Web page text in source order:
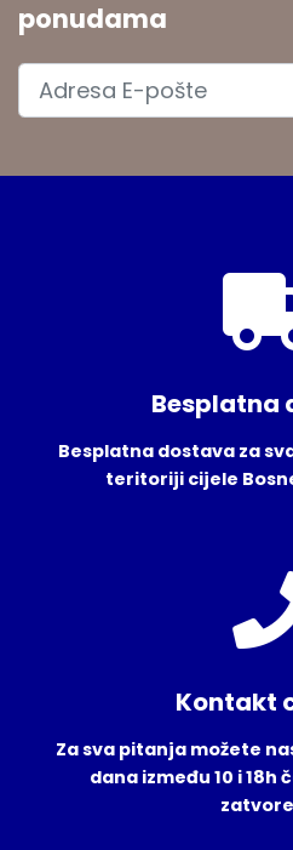
ponudama
Besplatna
Besplatna dostava za
teritoriji cijele
Kontakt
Za sva pitanja možete
dana između 10 i 18h